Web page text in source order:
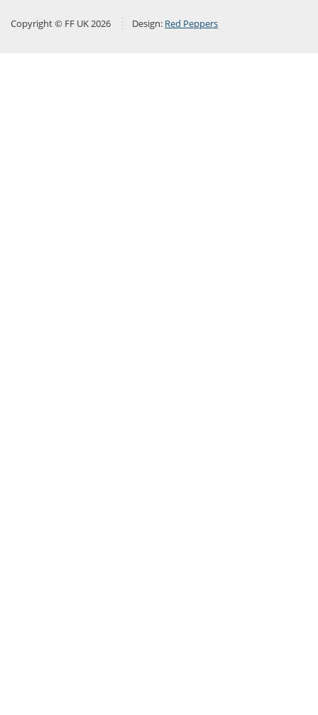
Copyright © FF UK 2026 Design: Red Peppers